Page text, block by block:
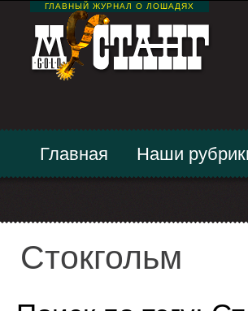
ГЛАВНЫЙ ЖУРНАЛ О ЛОШАДЯХ
Главная Наши
Стокгольм